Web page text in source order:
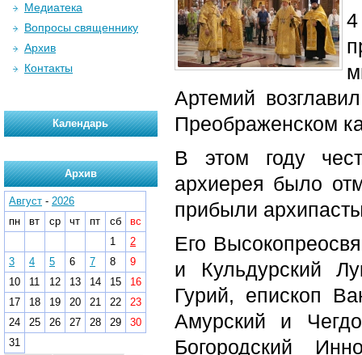
Артемий
Преображенском
В этом году
архиерея было
прибыли
Его
и Кульдурский
Гурий, епископ
Амурский и
Богородский
Медиатека
Вопросы священнику
Архив
Контакты
Календарь
Архив
Август - 2026
пн
вт ср чт пт сб
вс
1
2
3
4 5 6 7 8
9
10
11 12 13 14 15
16
17
18 19 20 21 22
23
24
25 26 27 28 29
30
31